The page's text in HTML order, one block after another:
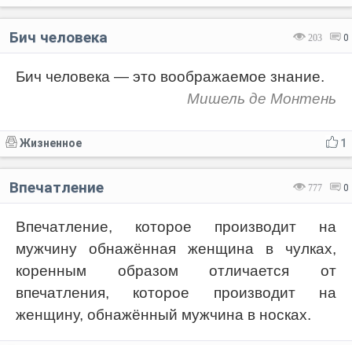
203 0
Бич человека
Бич человека — это воображаемое знание.
Мишель де Монтень
1
Жизненное
777 0
Впечатление
Впечатление, которое производит на
мужчину обнажённая женщина в чулках,
коренным образом отличается от
впечатления, которое производит на
женщину, обнажённый мужчина в носках.